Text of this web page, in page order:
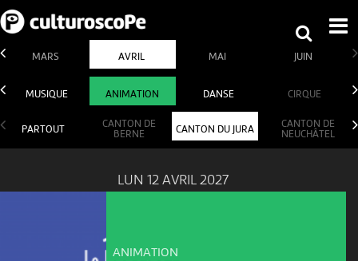
MARS AVRIL MAI JUIN
MUSIQUE ANIMATION DANSE CIRQUE
PARTOUT
CANTON DE
BERNE
CANTON DU JURA
CANTON DE
NEUCHÂTEL
LUN 12 AVRIL 2027
ANIMATION